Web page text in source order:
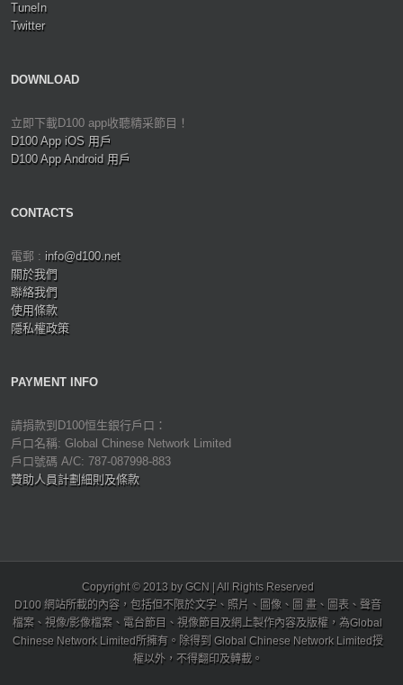
TuneIn
Twitter
DOWNLOAD
立即下載D100 app收聽精采節目！
D100 App iOS 用戶
D100 App Android 用戶
CONTACTS
電郵 : info@d100.net
關於我們
聯絡我們
使用條款
隱私權政策
PAYMENT INFO
請捐款到D100恒生銀行戶口：
戶口名稱: Global Chinese Network Limited
戶口號碼 A/C: 787-087998-883
贊助人員計劃細則及條款
Copyright © 2013 by GCN | All Rights Reserved
D100 網站所載的內容，包括但不限於文字、照片、圖像、圖 畫、圖表、聲音
檔案、視像/影像檔案、電台節目、視像節目及網上製作內容及版權，為Global
Chinese Network Limited所擁有。除得到 Global Chinese Network Limited授
權以外，不得翻印及轉載。